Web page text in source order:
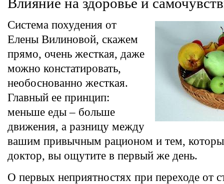
Система похудения от
Елены Вилиновой, скажем
прямо, очень жесткая, даже
можно констатировать,
необоснованно жесткая.
Главный ее принцип:
меньше еды – больше
движения, а разницу между
вашим привычным рационом и тем,
доктор, вы ощутите в первый же день.
О первых неприятностях при переходе от